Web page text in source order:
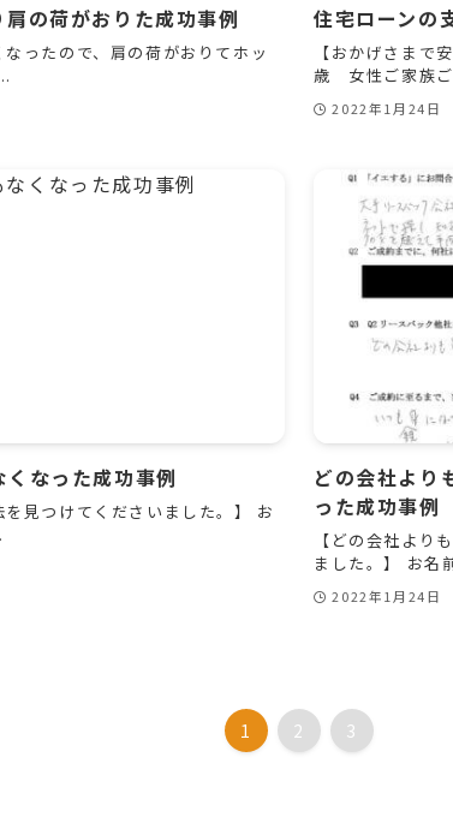
の荷がおりた成功事例
なったので、肩の荷がおりてホッ
住宅ローンの
【おかげさまで
歳 女性ご家族
2022年1月24日
なった成功事例
を見つけてくださいました。】 お
どの会社より
った成功事例
【どの会社より
ました。】 お名
2022年1月24日
1 2 3